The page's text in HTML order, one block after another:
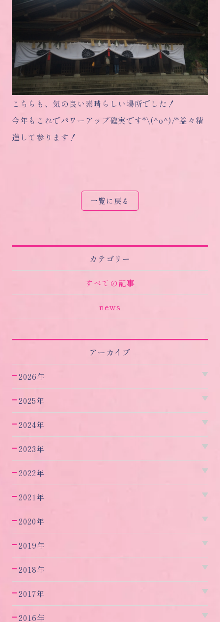
カテゴリー
すべての記事
news
アーカイブ
2026年
2025年
2024年
2023年
2022年
2021年
2020年
2019年
2018年
2017年
2016年
こちらも、気の良い素晴らしい場所でした！
今年もこれでパワーアップ確実です*\(^o^)/*益々精
進して参ります！
一覧に戻る